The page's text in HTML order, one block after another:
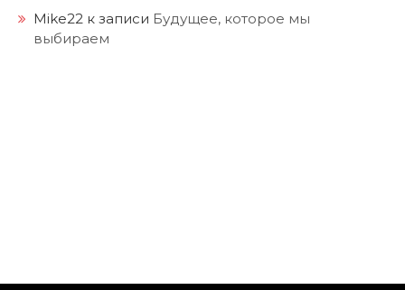
Mike22 к записи Будущее, которое мы
выбираем